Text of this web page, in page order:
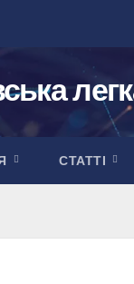
СТАТТІ